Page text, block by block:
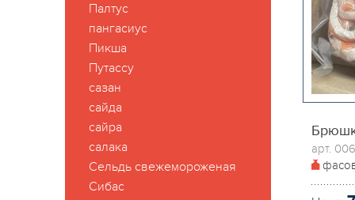
Палтус
пангасиус
Пикша
Путассу
сазан
сайда
сайра
салака
Сельдь свежемороженая
Сибас
арт.